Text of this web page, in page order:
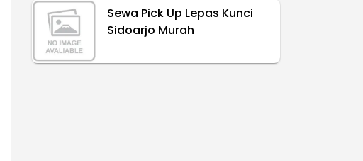
Sewa Pick Up Lepas Kunci
Sidoarjo Murah